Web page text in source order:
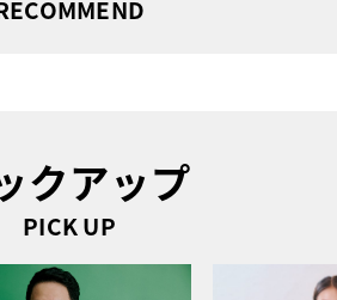
クアップ
PICK UP